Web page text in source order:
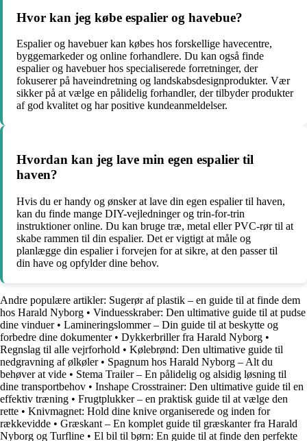
Hvor kan jeg købe espalier og havebue?
Espalier og havebuer kan købes hos forskellige havecentre,
byggemarkeder og online forhandlere. Du kan også finde
espalier og havebuer hos specialiserede forretninger, der
fokuserer på haveindretning og landskabsdesignprodukter. Vær
sikker på at vælge en pålidelig forhandler, der tilbyder produkter
af god kvalitet og har positive kundeanmeldelser.
Hvordan kan jeg lave min egen espalier til
haven?
Hvis du er handy og ønsker at lave din egen espalier til haven,
kan du finde mange DIY-vejledninger og trin-for-trin
instruktioner online. Du kan bruge træ, metal eller PVC-rør til at
skabe rammen til din espalier. Det er vigtigt at måle og
planlægge din espalier i forvejen for at sikre, at den passer til
din have og opfylder dine behov.
Andre populære artikler: Sugerør af plastik – en guide til at finde dem
hos Harald Nyborg • Vinduesskraber: Den ultimative guide til at pudse
dine vinduer• Lamineringslommer – Din guide til at beskytte og
forbedre dine dokumenter• Dykkerbriller fra Harald Nyborg •
Regnslag til alle vejrforhold • Kølebrønd: Den ultimative guide til
nedgravning af ølkøler• Spagnum hos Harald Nyborg – Alt du
behøver at vide • Stema Trailer – En pålidelig og alsidig løsning til
dine transportbehov • Inshape Crosstrainer: Den ultimative guide til en
effektiv træning • Frugtplukker – en praktisk guide til at vælge den
rette • Knivmagnet: Hold dine knive organiserede og inden for
rækkevidde • Græskant – En komplet guide til græskanter fra Harald
Nyborg og Turfline • El bil til børn: En guide til at finde den perfekte